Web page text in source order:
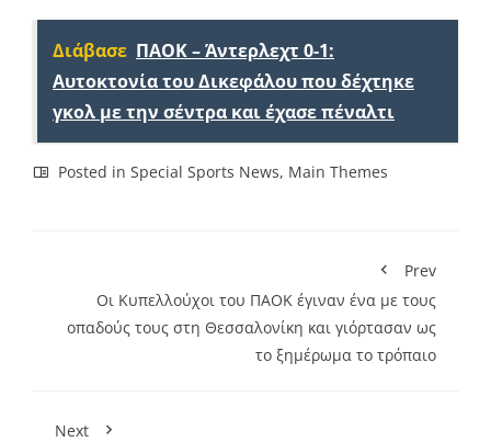
Διάβασε ΠΑΟΚ – Άντερλεχτ 0-1:
Αυτοκτονία του Δικεφάλου που δέχτηκε
γκολ με την σέντρα και έχασε πέναλτι
Posted in Special Sports News, Main Themes
Prev
Οι Κυπελλούχοι του ΠΑΟΚ έγιναν ένα με τους
οπαδούς τους στη Θεσσαλονίκη και γιόρτασαν ως
το ξημέρωμα το τρόπαιο
Next